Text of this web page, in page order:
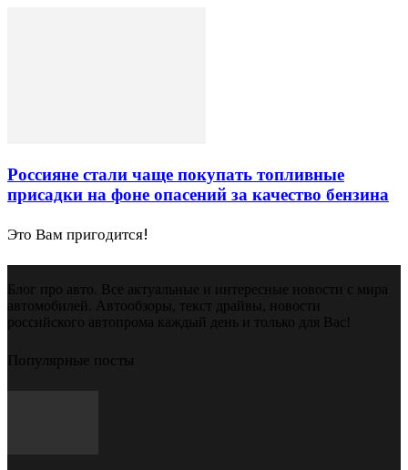
Россияне стали чаще покупать топливные
присадки на фоне опасений за качество бензина
Это Вам пригодится!
Блог про авто. Все актуальные и интересные новости с мира
автомобилей. Автообзоры, текст драйвы, новости
российского автопрома каждый день и только для Вас!
Популярные посты